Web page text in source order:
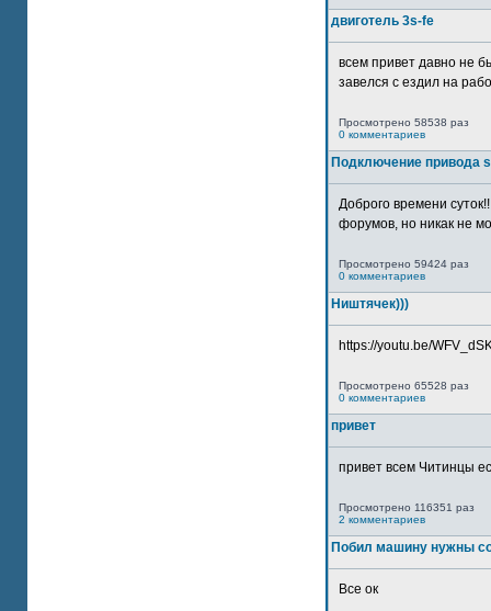
двиготель 3s-fe
всем привет давно не
завелся с ездил на
Просмотрено 58538 раз
0 комментариев
Подключение привода
Доброго времени
форумов, но никак не
Просмотрено 59424 раз
0 комментариев
Ништячек)))
https://youtu.be/
Просмотрено 65528 раз
0 комментариев
привет
привет всем Читинцы
Просмотрено 116351 раз
2 комментариев
Побил машину нужны
Все ок